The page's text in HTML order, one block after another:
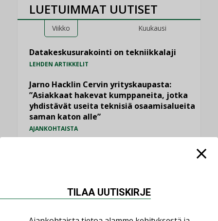
LUETUIMMAT UUTISET
Viikko Kuukausi
Datakeskusurakointi on tekniikkalaji
LEHDEN ARTIKKELIT
Jarno Hacklin Cervin yrityskaupasta:
”Asiakkaat hakevat kumppaneita, jotka
yhdistävät useita teknisiä osaamisalueita
saman katon alle”
AJANKOHTAISTA
Puutteellinen eristys lisää lämpöhäviöitä
TILAA UUTISKIRJE